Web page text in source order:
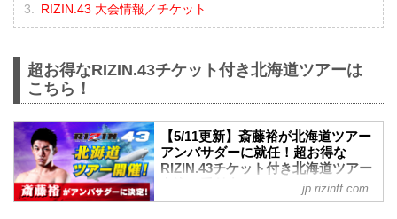
RIZIN.43 大会情報／チケット
超お得なRIZIN.43チケット付き北海道ツアーは
こちら！
【5/11更新】斎藤裕が北海道ツアー
アンバサダーに就任！超お得な
RIZIN.43チケット付き北海道ツアー
申込み受付中！ - RIZIN FIGHTING
FEDERATION オフィシャルサイト
jp.rizinff.com